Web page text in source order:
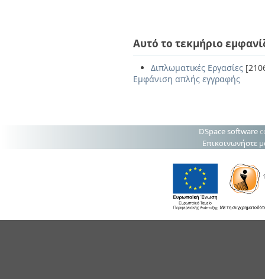
Αυτό το τεκμήριο
Διπλωματικές Εργασίες
Εμφάνιση απλής εγγραφής
DSpace software
Επικοινωνήστε